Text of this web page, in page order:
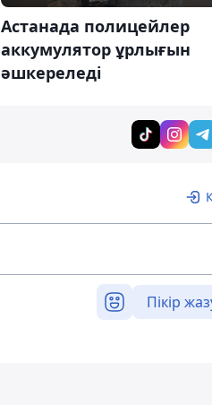
Астанада полицейлер
аккумулятор ұрлығын
әшкереледі
Пікір